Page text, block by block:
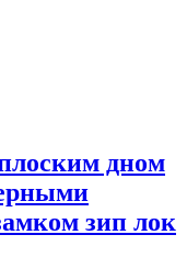
дном
зип лок